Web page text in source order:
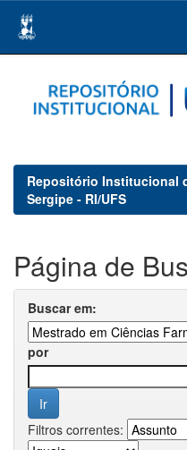
navigation
Repositório Institucional
Sergipe - RI/UFS
Página de
Buscar em:
por
Filtros correntes: